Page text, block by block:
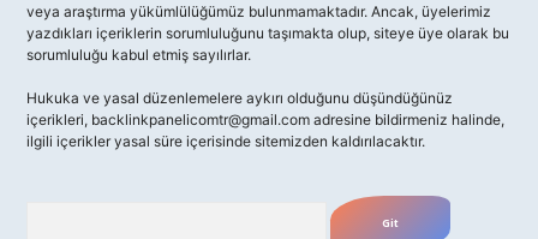
veya araştırma yükümlülüğümüz bulunmamaktadır. Ancak, üyelerimiz
yazdıkları içeriklerin sorumluluğunu taşımakta olup, siteye üye olarak bu
sorumluluğu kabul etmiş sayılırlar.
Hukuka ve yasal düzenlemelere aykırı olduğunu düşündüğünüz
içerikleri, backlinkpanelicomtr@gmail.com adresine bildirmeniz halinde,
ilgili içerikler yasal süre içerisinde sitemizden kaldırılacaktır.